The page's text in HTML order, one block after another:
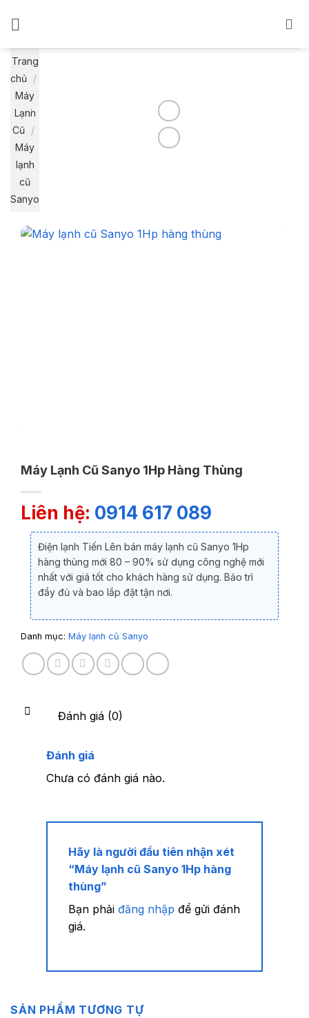
dungTrang
chủ /
Máy
Lạnh
Cũ /
Máy
lạnh
cũ
Sanyo
Máy Lạnh Cũ Sanyo 1Hp Hàng Thùng
Liên hệ: 0914 617 089
Điện lạnh Tiến Lên bán máy lạnh cũ Sanyo 1Hp
hàng thùng mới 80 – 90% sử dụng công nghệ mới
nhất với giá tốt cho khách hàng sử dụng. Bảo trì
đầy đủ và bao lắp đặt tận nơi.
Danh mục: Máy lạnh cũ Sanyo
Đánh giá (0)
Đánh giá
Chưa có đánh giá nào.
Hãy là người đầu tiên nhận xét
“Máy lạnh cũ Sanyo 1Hp hàng
thùng”
Bạn phải đăng nhập để gửi đánh
giá.
SẢN PHẨM TƯƠNG TỰ